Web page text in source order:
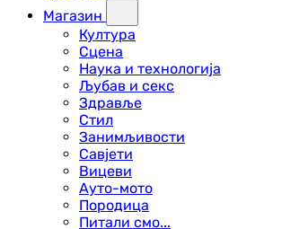
Магазин
Култура
Сцена
Наука и технологија
Љубав и секс
Здравље
Стил
Занимљивости
Савјети
Вицеви
Ауто-мото
Породица
Питали смо...